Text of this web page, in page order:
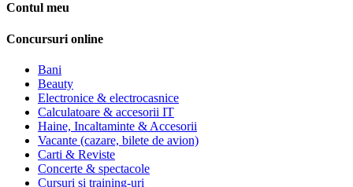
Contul meu
Concursuri online
Bani
Beauty
Electronice & electrocasnice
Calculatoare & accesorii IT
Haine, Incaltaminte & Accesorii
Vacante (cazare, bilete de avion)
Carti & Reviste
Concerte & spectacole
Cursuri si training-uri